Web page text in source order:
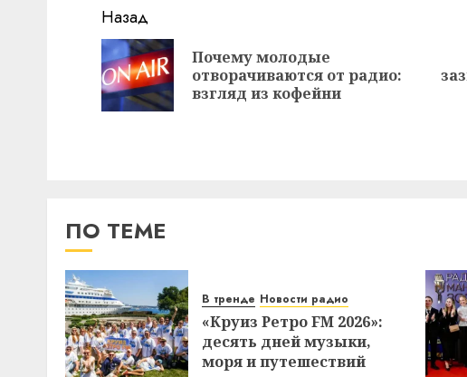
Навигация
записи
Назад
Почему молодые
отворачиваются от радио:
взгляд из кофейни
ПО ТЕМЕ
В тренде Новости радио
«Круиз Ретро FM 2026»:
десять дней музыки,
моря и путешествий